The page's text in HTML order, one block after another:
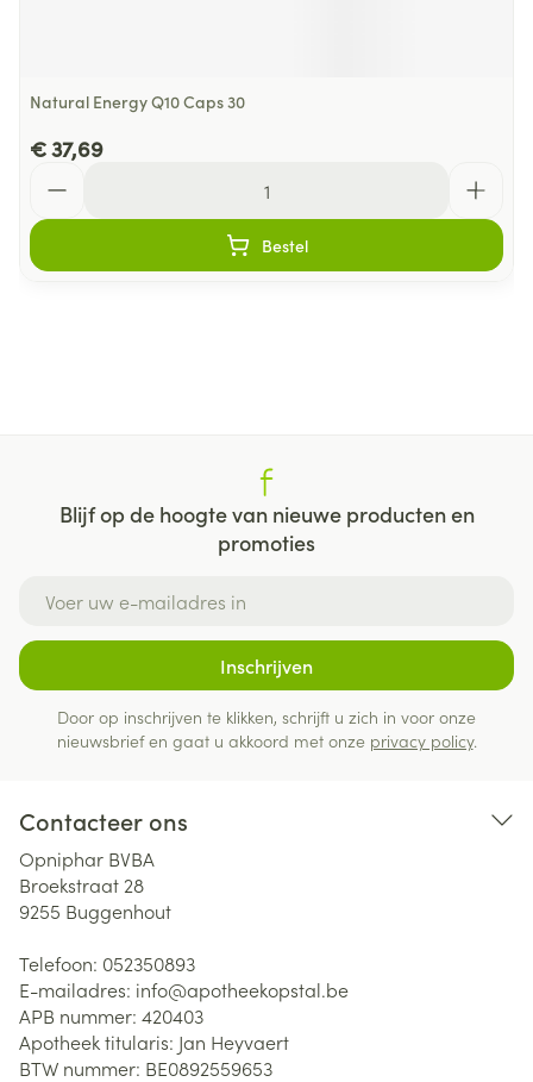
Natural Energy Q10 Caps 30
€ 37,69
Bestel
Blijf op de hoogte van nieuwe producten en
promoties
Inschrijven
Door op inschrijven te klikken, schrijft u zich in voor onze
nieuwsbrief en gaat u akkoord met onze privacy policy.
Contacteer ons
Opniphar BVBA
Broekstraat 28
9255 Buggenhout
Telefoon: 052350893
E-mailadres: info@apotheekopstal.be
APB nummer: 420403
Apotheek titularis: Jan Heyvaert
BTW nummer: BE0892559653